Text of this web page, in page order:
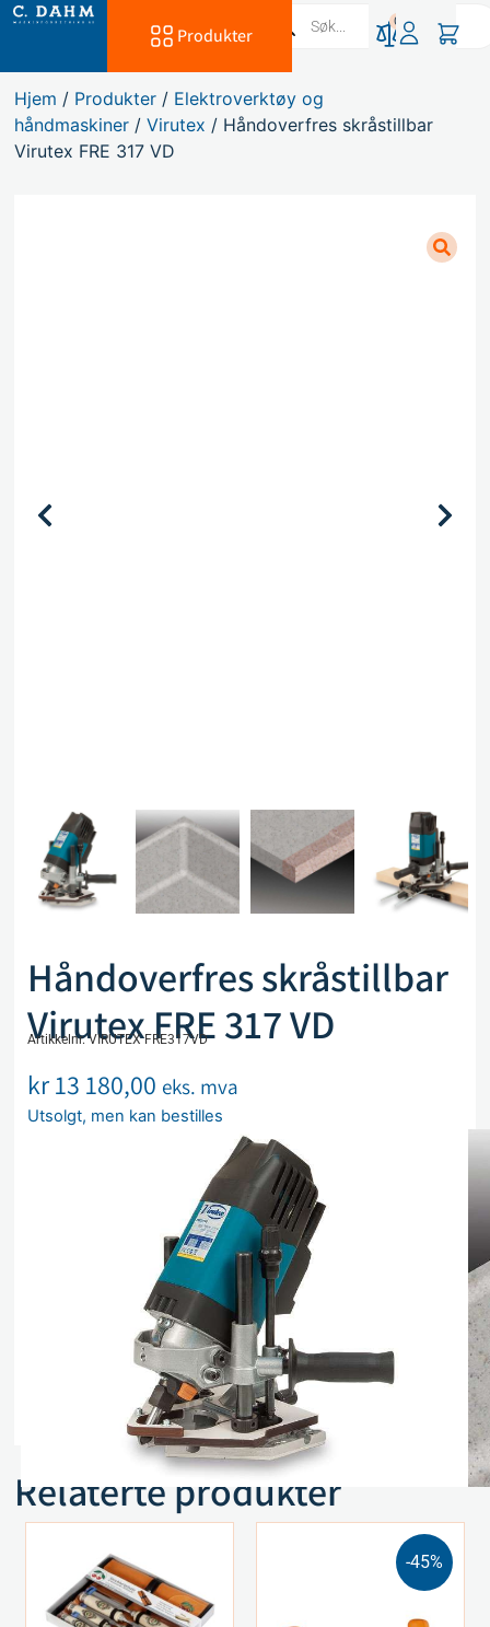
Produkter
0
Hjem / Produkter / Elektroverktøy og
håndmaskiner /Virutex / Håndoverfres skråstillbar
Virutex FRE 317 VD
Håndoverfres skråstillbar
Virutex FRE 317 VD
Artikkelnr. VIRUTEX FRE317VD
kr13 180,00 eks. mva
Utsolgt, men kan bestilles
Legg i handlekurv
Sammenlign
Legg i ønskeliste
Beskrivelse
Spesifikasjoner
Relaterte produkter
-45%